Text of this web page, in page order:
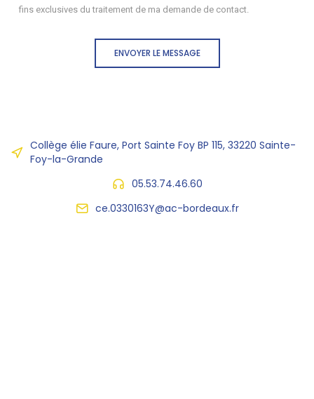
fins exclusives du traitement de ma demande de contact.
ENVOYER LE MESSAGE
Collège élie Faure, Port Sainte Foy BP 115, 33220 Sainte-
Foy-la-Grande
05.53.74.46.60
ce.0330163Y@ac-bordeaux.fr